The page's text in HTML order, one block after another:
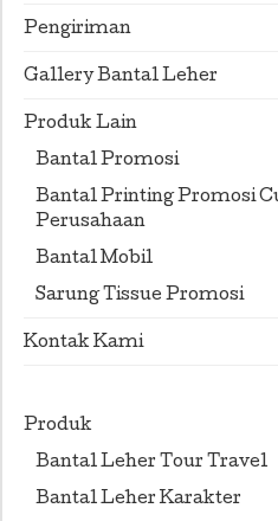
Pengiriman
Gallery Bantal Leher
Produk Lain
Bantal Promosi
Bantal Printing Promosi
Perusahaan
Bantal Mobil
Sarung Tissue Promosi
Kontak Kami
Produk
Bantal Leher Tour Travel
Bantal Leher Karakter